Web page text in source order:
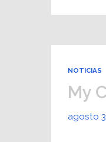
NOTICIAS
My
agosto